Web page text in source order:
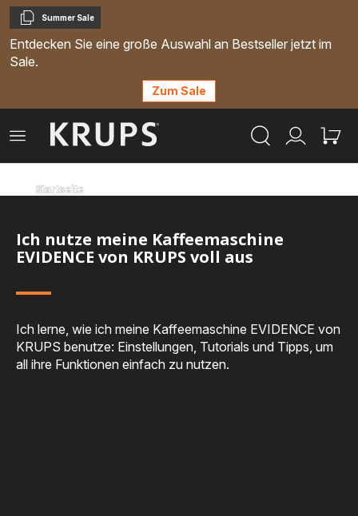
Kopieren
Summer Sale
Entdecken Sie eine große Auswahl an Bestseller jetzt im
Sale.
Zum Sale
Mein
Mein
Das
Startseite
Ich nutze meine Kaffeemaschine
EVIDENCE von KRUPS voll aus
Ich lerne, wie ich meine Kaffeemaschine EVIDENCE von
KRUPS benutze: Einstellungen, Tutorials und Tipps, um
all ihre Funktionen einfach zu nutzen.